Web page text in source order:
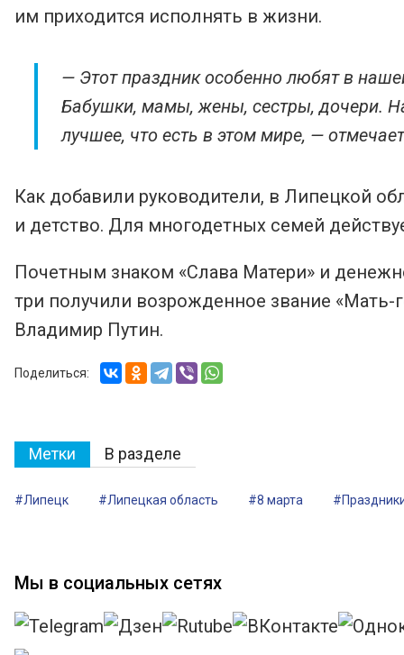
им приходится исполнять в жизни.
— Этот праздник особенно любят в
Бабушки, мамы, жены, сестры, дочери.
лучшее, что есть в этом мире, —
Как добавили руководители, в Липецкой
и детство. Для многодетных семей
Почетным знаком «Слава Матери» и
три получили возрожденное звание «Мать-
Владимир Путин.
Поделиться:
Метки В разделе
#Липецк #Липецкая область #8 марта
Мы в социальных сетях